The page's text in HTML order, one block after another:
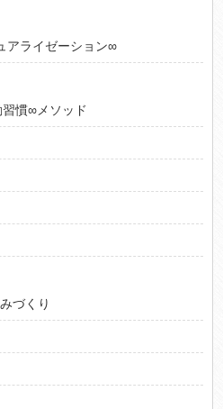
アライゼーション∞
慣∞メソッド
づくり